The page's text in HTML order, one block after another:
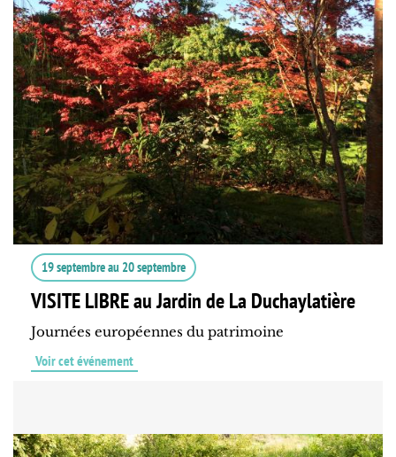
19 septembreau 20 septembre
VISITE LIBRE au Jardin de La Duchaylatière
Journées européennes du patrimoine
Voir cet événement